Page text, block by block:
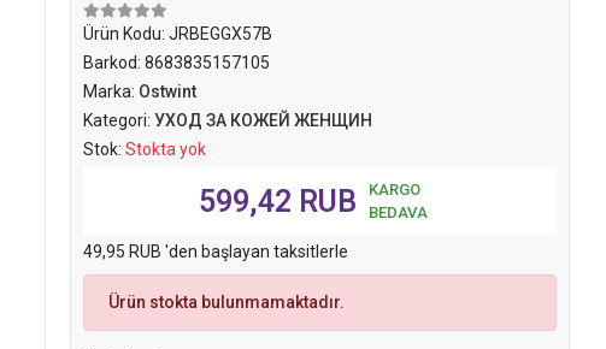
Ürün Kodu:JRBEGGX57B
Barkod:8683835157105
Marka: Ostwint
Kategori:УХОД ЗА КОЖЕЙ ЖЕНЩИН
Stok:Stokta yok
599,42 RUB
KARGO
BEDAVA
49,95 RUB 'den başlayan taksitlerle
Ürün stokta bulunmamaktadır.